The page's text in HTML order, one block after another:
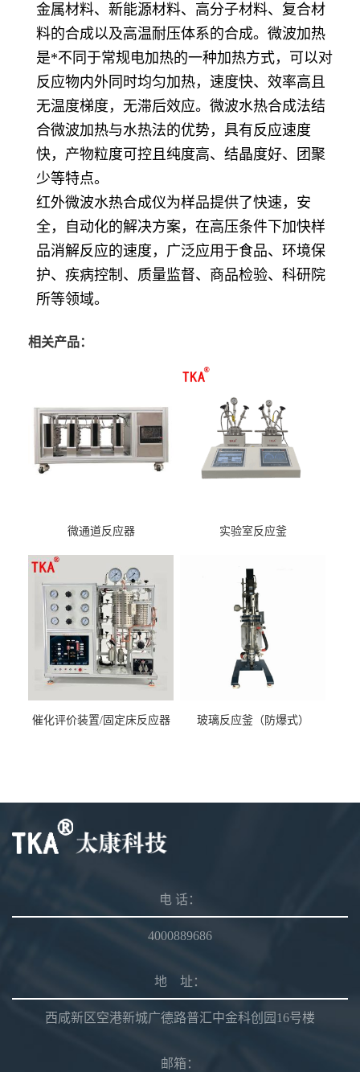
金属材料、新能源材料、高分子材料、复合材
料的合成以及高温耐压体系的合成。微波加热
是*不同于常规电加热的一种加热方式，可以对
反应物内外同时均匀加热，速度快、效率高且
无温度梯度，无滞后效应。微波水热合成法结
合微波加热与水热法的优势，具有反应速度
快，产物粒度可控且纯度高、结晶度好、团聚
少等特点。
红外微波水热合成仪为样品提供了快速，安
全，自动化的解决方案，在高压条件下加快样
品消解反应的速度，广泛应用于食品、环境保
护、疾病控制、质量监督、商品检验、科研院
所等领域。
相关产品：
微通道反应器 实验室反应釜
催化评价装置/固定床反应器 玻璃反应釜（防爆式）
电 话：
4000889686
地 址：
西咸新区空港新城广德路普汇中金科创园16号楼
邮箱：